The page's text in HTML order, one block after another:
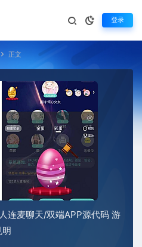
登录
正文
连麦聊天/双端APP源代码 游